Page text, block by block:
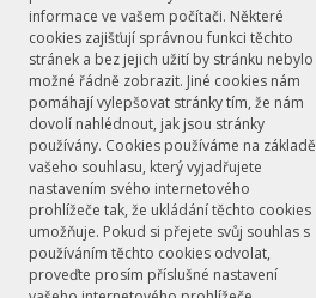
informace ve vašem počítači. Některé
cookies zajišťují správnou funkci těchto
stránek a bez jejich užití by stránku nebylo
možné řádně zobrazit. Jiné cookies nám
pomáhají vylepšovat stránky tím, že nám
dovolí nahlédnout, jak jsou stránky
používány. Cookies používáme na základě
vašeho souhlasu, který vyjadřujete
nastavením svého internetového
prohlížeče tak, že ukládání těchto cookies
umožňuje. Pokud si přejete svůj souhlas s
používáním těchto cookies odvolat,
proveďte prosím příslušné nastavení
E-mail
books@ff.cuni.cz
© FF UK 2026
ČT24: Rozhovor
s Janem